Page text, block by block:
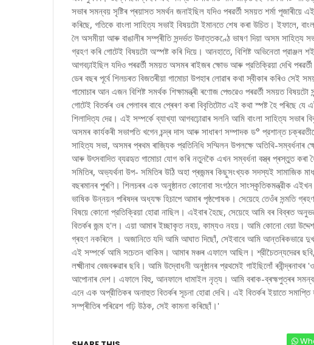
সভাৰ সমন্বয় সৃষ্টিৰ প্ৰয়াসত সমর্থন জনাইছিল যদিও পৰৱৰ্তী সময়ত শৰ্মা পূজাৰীয়ে
কৰিছে, গতিকে বাংলা সাহিত্য সভাই বিষয়টো ইমানতে শেষ কৰা উচিত। ইফালে,
লৈ অসমীয়া আৰু বাঙালীৰ সম্প্ৰীতি সন্দৰ্ভত উদাত্তকণ্ঠে ভাষণ দিয়া অসম সাহিত্য
গ্রহণ কৰি গোটেই বিষয়টো অস্পষ্ট কৰি দিয়ে। আনহাতে, বিশিষ্ট অভিনেতা প্রাঞ্জল
আগবঢ়াইছিল যদিও পৰৱৰ্তী সময়ত অসমৰ ৰাইজৰ ক্ষোভ আৰু প্রতিক্রিয়া দেখি
ডেৰ বছৰ পূৰ্বে শিলচৰত বিজতৰীয়া গামোচা উপহাৰ লোৱাৰ কথা স্বীকাৰ কৰিও সেই
গামোচাৰ আন এজন বিশিষ্ট সমর্থক শিক্ষামন্ত্ৰী ৰণোজ পেগুৱেও পৰৱৰ্তী সময়ত
গোটেই বিতৰ্কৰ ওৰ পেলাবৰ বাবে প্ৰেৰণ কৰা বিবৃতিটোত এই কথা স্পষ্ট হৈ পৰিছে
শিলাদিত্য দেৱ। এই সম্পর্কে ব্যাখ্যা আগবঢ়োৱাৰ সলনি আমি বাংলা সাহিত্য সভাৰ
অসমৰ কার্যকৰী সভাপতি খগেন চন্দ্ৰ দাস আৰু সাধাৰণ সম্পাদক ড° প্রশান্ত
সাহিত্য সভা, অসমৰ প্ৰথম ৰাজ্যিক প্রতিনিধি সম্মিলন উপলক্ষে অতিথি-সম্বৰ্ধনাৰ
আৰু উৎসবাদিত ব্যৱহৃত গামোচা যোগ কৰি নতুনকৈ এখন সম্বৰ্ধনা বস্ত্ৰ প্ৰস্তুত
সমিতিৰ, অভ্যর্থনা উপ- সমিতিৰ উঠি অহা প্ৰজন্মৰ কিছুসংখ্যক সদস্যই সামাজিক
বছৰমানৰ পুৰণি। শিলচৰৰ এক অনুষ্ঠানত কোনোবা সংগঠনে সাংস্কৃতিকমন্ত্রীক
ভাষিক উন্নয়ন পৰিষদৰ অধ্যক্ষ হিচাপে আমাৰ পৃষ্ঠপোষক। সেয়েহে তেওঁৰ সন্মতি
বিষয়ে কোনো প্রতিক্রিয়া হোৱা নাছিল। এইবাৰ হৈছে, সেয়েহে আমি বৰ বিব্ৰত
বিতৰ্কৰ জন্ম হ'ল। এয়া আমাৰ ইচ্ছাকৃত নহয়, কাম্যও নহয়। আমি কোনো বেয়া
গ্ৰহণ নকৰিলে । অজানিতে যদি আমি আঘাত দিছোঁ, সেইবাবে আমি আন্তৰিকভাৱে
এই সম্পর্কে আমি সচেতন থাকিম। আমাৰ মঞ্চৰ এফালে আছিল। শ্রীচৈতন্যদেৱৰ
লক্ষ্মীনাথ বেজবৰুৱাৰ ছবি। আমি উদ্বোধনী অনুষ্ঠানৰ প্রথমেই গাইছিলোঁ
আপোনাৰ দেশ। এফালে বিহু, আনফালে ধামাইল নৃত্য। আমি বৰাক-ব্ৰহ্মপুত্ৰৰ
এনে এক অপ্রীতিকৰ অনাহুত বিতৰ্কৰ সূচনা হোৱা দেখি। এই বিতৰ্কৰ ইয়াতে
সম্প্ৰীতিৰ পৰিৱেশ গঢ়ি উঠক, সেই কামনা কৰিছোঁ।'